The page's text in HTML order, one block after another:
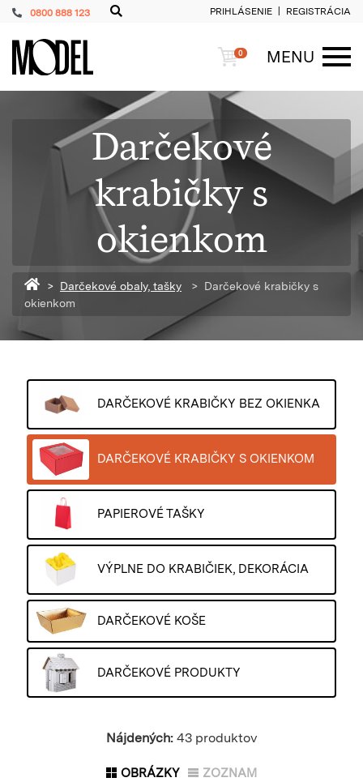
0800 888 123 PRIHLÁSENIE REGISTRÁCIA
PackShop Košík
0
MENU
Darčekové
krabičky s
okienkom
Späť na homepage
Darčekové obaly, tašky
Darčekové krabičky s
okienkom
DARČEKOVÉ KRABIČKY BEZ OKIENKA
DARČEKOVÉ KRABIČKY S OKIENKOM
PAPIEROVÉ TAŠKY
VÝPLNE DO KRABIČIEK, DEKORÁCIA
DARČEKOVÉ KOŠE
DARČEKOVÉ PRODUKTY
Nájdených:43 produktov
OBRÁZKY ZOZNAM